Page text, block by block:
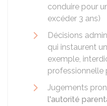
conduire pour
excéder 3 ans)
Décisions
qui instaurent
exemple,
professionnelle
Jugements
l'autorité